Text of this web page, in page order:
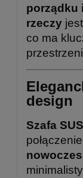
porządku
rzeczy
co ma
design
Szafa
połączenie